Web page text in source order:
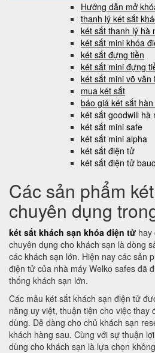
Hướng dẫn mở
thanh lý két sắt
két sắt thanh lý hà
két sắt mini khóa
két sắt đựng tiền
két sắt mini đựng
két sắt mini võ văn
mua két sắt
báo giá két sắt
két sắt goodwill hà
két sắt mini safe
két sắt mini alpha
két sắt điện tử
két sắt điện tử
Các sản phẩm
chuyên dụng
két sắt khách sạn khóa điện tử hay
chuyên dụng cho khách sạn là dòng
các khách sạn lớn. Hiện nay các sản
điện tử của nhà máy Welko safes đã
thống khách sạn lớn.
Các mẫu két sắt khách sạn điện tử
năng uy việt, thuận tiện cho việc thay
dùng. Dễ dàng cho chủ khách sạn
khách hàng sau. Cùng với sự thuận
dùng cho khách sạn là lựa chọn